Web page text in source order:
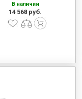
В наличии
14 568 руб.